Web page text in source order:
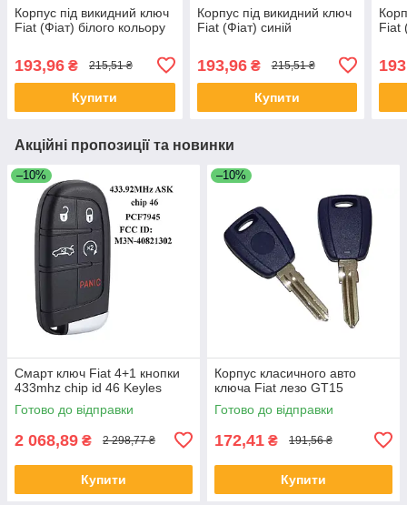
Корпус під викидний ключ
Fiat (Фіат) білого кольору
193,96 ₴ 215,51 ₴
Купити
Корпус під викидний ключ
Fiat (Фіат) синій
193,96₴ 215,51 ₴
Купити
Fiat
Акційні пропозиції та новинки
–10%
Смарт ключ Fiat 4+1 кнопки
433mhz chip id 46 Keyles
Готово до відправки
2 068,89 ₴ 2 298,77 ₴
Купити
–10%
Корпус класичного авто
ключа Fiat лезо GT15
Готово до відправки
172,41 ₴ 191,56 ₴
Купити